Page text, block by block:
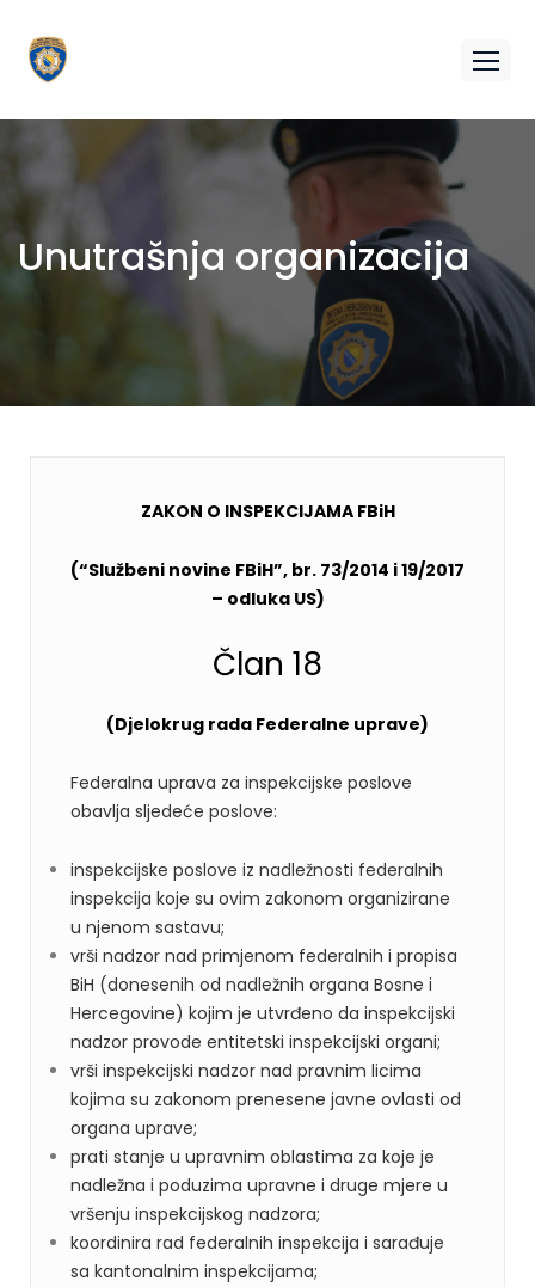
Unutrašnja organizacija
ZAKON O INSPEKCIJAMA FBiH
(“Službeni novine FBiH”, br. 73/2014 i 19/2017
– odluka US)
Član 18
(Djelokrug rada Federalne uprave)
Federalna uprava za inspekcijske poslove
obavlja sljedeće poslove:
inspekcijske poslove iz nadležnosti federalnih
inspekcija koje su ovim zakonom organizirane
u njenom sastavu;
vrši nadzor nad primjenom federalnih i propisa
BiH (donesenih od nadležnih organa Bosne i
Hercegovine) kojim je utvrđeno da inspekcijski
nadzor provode entitetski inspekcijski organi;
vrši inspekcijski nadzor nad pravnim licima
kojima su zakonom prenesene javne ovlasti od
organa uprave;
prati stanje u upravnim oblastima za koje je
nadležna i poduzima upravne i druge mjere u
vršenju inspekcijskog nadzora;
koordinira rad federalnih inspekcija i sarađuje
sa kantonalnim inspekcijama;